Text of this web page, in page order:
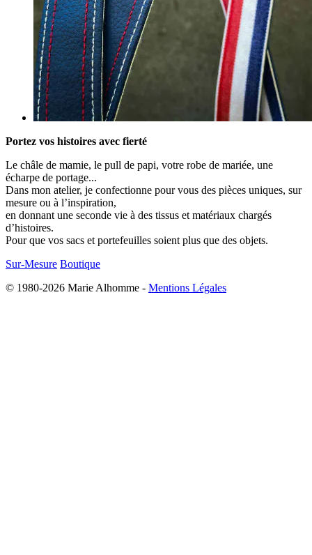
Portez vos histoires avec fierté
Le châle de mamie, le pull de papi, votre robe de mariée, une
écharpe de portage...
Dans mon atelier, je confectionne pour vous des pièces uniques, sur
mesure ou à l’inspiration,
en donnant une seconde vie à des tissus et matériaux chargés
d’histoires.
Pour que vos sacs et portefeuilles soient plus que des objets.
Sur-Mesure Boutique
© 1980-2026 Marie Alhomme - Mentions Légales